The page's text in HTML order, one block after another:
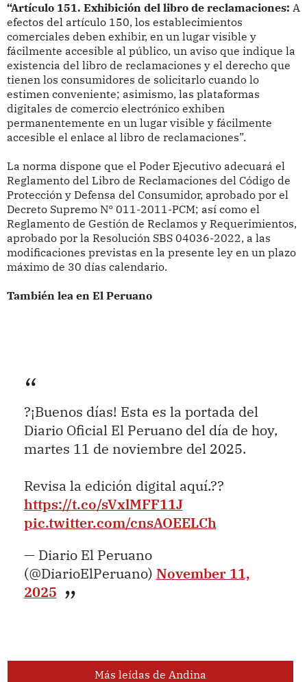
“Artículo 151. Exhibición del libro de reclamaciones: A
efectos del artículo 150, los establecimientos
comerciales deben exhibir, en un lugar visible y
fácilmente accesible al público, un aviso que indique la
existencia del libro de reclamaciones y el derecho que
tienen los consumidores de solicitarlo cuando lo
estimen conveniente; asimismo, las plataformas
digitales de comercio electrónico exhiben
permanentemente en un lugar visible y fácilmente
accesible el enlace al libro de reclamaciones”.
La norma dispone que el Poder Ejecutivo adecuará el
Reglamento del Libro de Reclamaciones del Código de
Protección y Defensa del Consumidor, aprobado por el
Decreto Supremo N° 011-2011-PCM; así como el
Reglamento de Gestión de Reclamos y Requerimientos,
aprobado por la Resolución SBS 04036-2022, a las
modificaciones previstas en la presente ley en un plazo
máximo de 30 días calendario.
También lea en El Peruano
?¡Buenos días! Esta es la portada del
Diario Oficial El Peruano del día de hoy,
martes 11 de noviembre del 2025.
Revisa la edición digital aquí.??
https://t.co/sVxlMFF11J
pic.twitter.com/cnsAOEELCh
— Diario El Peruano
(@DiarioElPeruano) November 11,
2025
Más leídas de Andina